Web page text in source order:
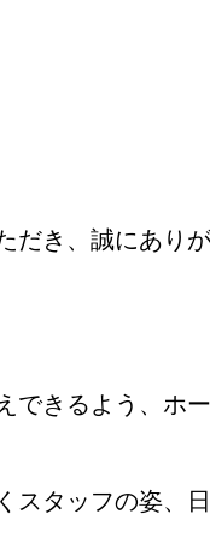
だき、誠にあり
できるよう、ホ
スタッフの姿、